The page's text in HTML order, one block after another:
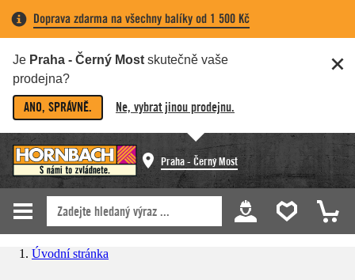
Doprava zdarma na všechny balíky od 1 500 Kč
Je Praha - Černý Most skutečně vaše
prodejna?
ANO, SPRÁVNĚ. Ne, vybrat jinou prodejnu.
Praha - Černý Most
Úvodní stránka